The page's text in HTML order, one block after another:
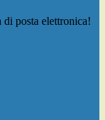
posta elettronica!